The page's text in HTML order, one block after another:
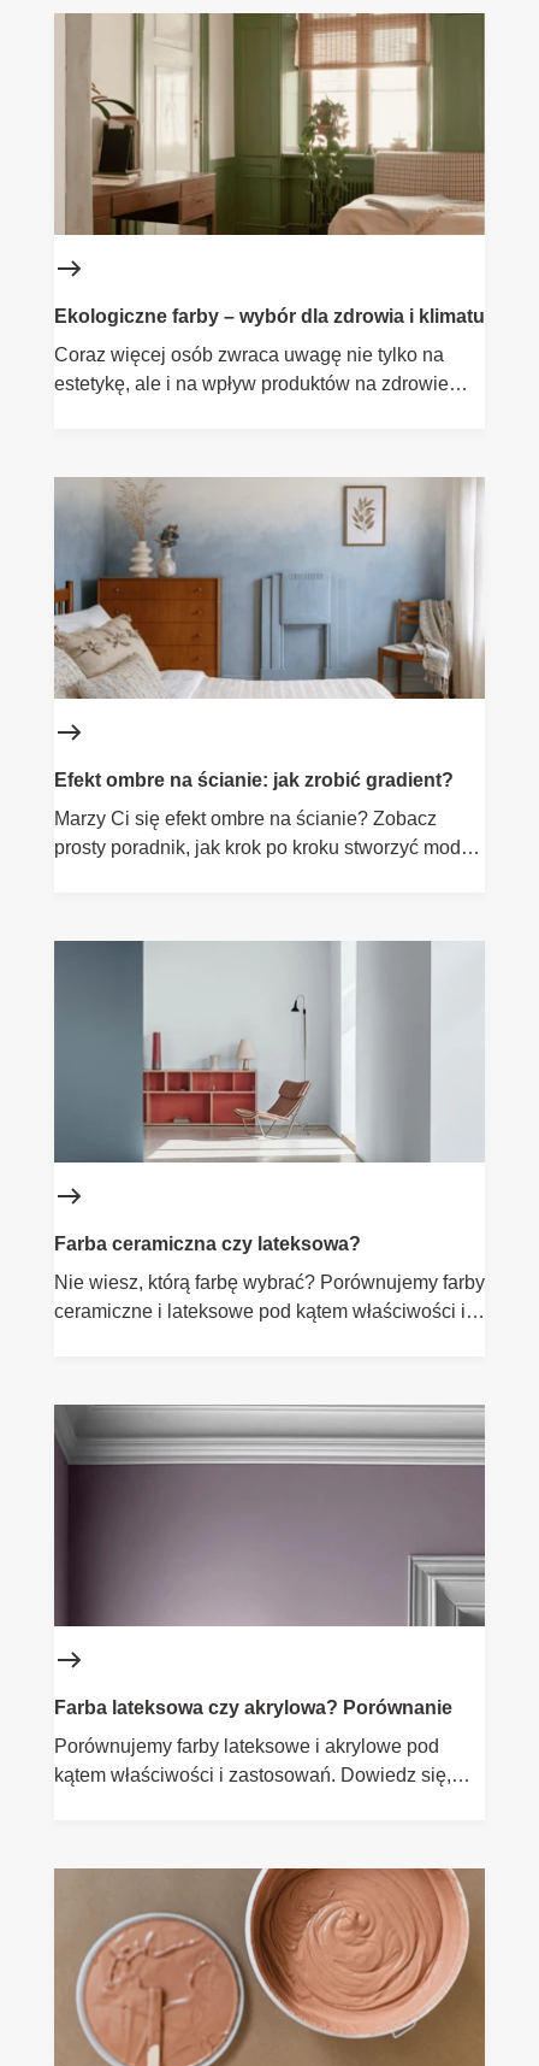
Ekologiczne farby – wybór dla zdrowia i klimatu
Coraz więcej osób zwraca uwagę nie tylko na
estetykę, ale i na wpływ produktów na zdrowie
bezpieczeństwo dla alergików i dzieci. Poznaj
farby, które łączą wysoką jakość z troską o
planetę.
Efekt ombre na ścianie: jak zrobić gradient?
Marzy Ci się efekt ombre na ścianie? Zobacz
prosty poradnik, jak krok po kroku stworzyć modny,
Farba ceramiczna czy lateksowa?
Nie wiesz, którą farbę wybrać? Porównujemy farby
ceramiczne i lateksowe pod kątem właściwości i
Farba lateksowa czy akrylowa? Porównanie
Porównujemy farby lateksowe i akrylowe pod
kątem właściwości i zastosowań. Dowiedz się,